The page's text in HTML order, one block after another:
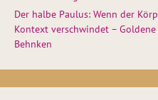
Der halbe Paulus: Wenn der
Kontext verschwindet –
Behnken